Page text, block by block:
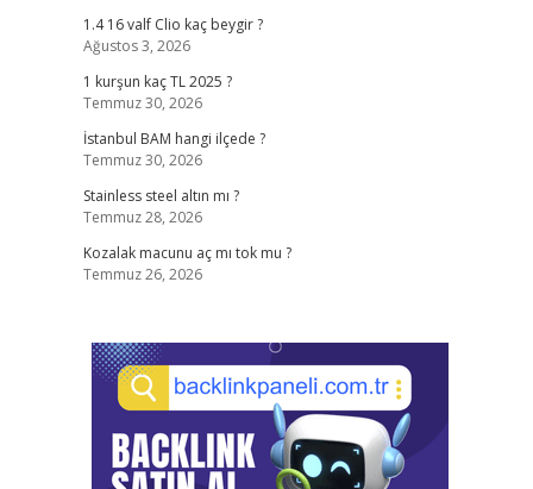
1.4 16 valf Clio kaç beygir ?
Ağustos 3, 2026
1 kurşun kaç TL 2025 ?
Temmuz 30, 2026
İstanbul BAM hangi ilçede ?
Temmuz 30, 2026
Stainless steel altın mı ?
Temmuz 28, 2026
Kozalak macunu aç mı tok mu ?
Temmuz 26, 2026